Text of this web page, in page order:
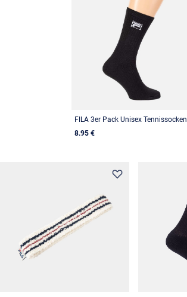
FILA 3er Pack Unisex Tennissocken
8.95 €